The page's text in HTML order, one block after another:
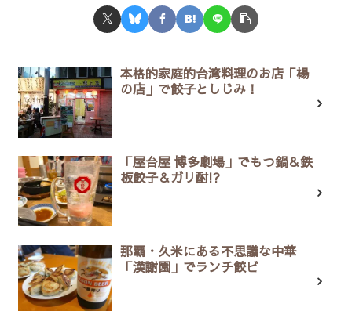
本格的家庭的台湾料理のお店「楊
の店」で餃子としじみ！
「屋台屋 博多劇場」でもつ鍋＆鉄
板餃子＆ガリ酎!?
那覇・久米にある不思議な中華
「漢謝園」でランチ餃ビ